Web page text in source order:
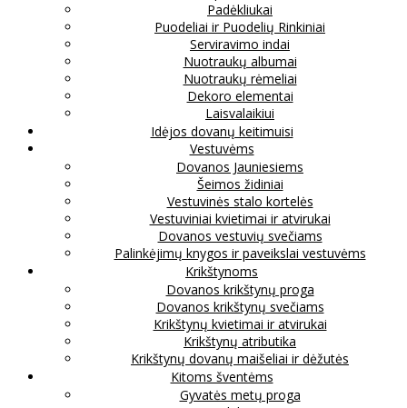
Padėkliukai
Puodeliai ir Puodelių Rinkiniai
Serviravimo indai
Nuotraukų albumai
Nuotraukų rėmeliai
Dekoro elementai
Laisvalaikiui
Idėjos dovanų keitimuisi
Vestuvėms
Dovanos Jauniesiems
Šeimos židiniai
Vestuvinės stalo kortelės
Vestuviniai kvietimai ir atvirukai
Dovanos vestuvių svečiams
Palinkėjimų knygos ir paveikslai vestuvėms
Krikštynoms
Dovanos krikštynų proga
Dovanos krikštynų svečiams
Krikštynų kvietimai ir atvirukai
Krikštynų atributika
Krikštynų dovanų maišeliai ir dėžutės
Kitoms šventėms
Gyvatės metų proga